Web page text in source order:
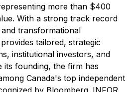
more than $400
With a strong track record
transformational
tailored, strategic
institutional investors, and
its founding, the firm has
Canada's top independent
by Bloomberg. INFOR